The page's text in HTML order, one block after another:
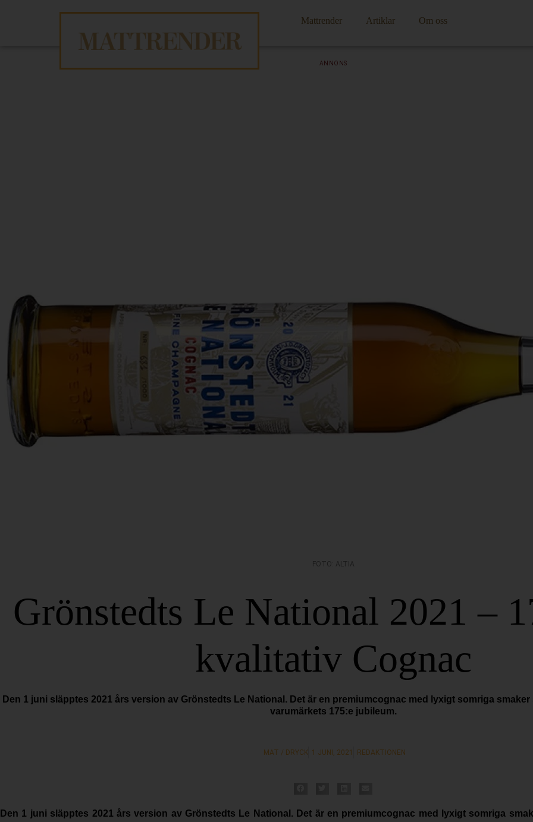
Mattrender Artiklar Om oss
ANNONS
FOTO: ALTIA
Grönstedts Le National 2021 –
kvalitativ Cognac
Den 1 juni släpptes 2021 års version av Grönstedts Le National. Det är en premiumcognac med lyxigt somriga
varumärkets 175:e jubileum.
MAT / DRYCK 1 JUNI, 2021 REDAKTIONEN
Den 1 juni släpptes 2021 års version av Grönstedts Le National. Det är en premiumcognac med lyxigt somriga